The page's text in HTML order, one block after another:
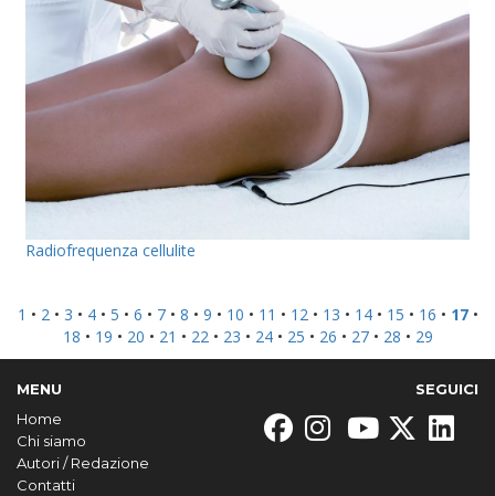
Radiofrequenza cellulite
1 • 2• 3 • 4• 5 • 6 • 7• 8 • 9 • 10 • 11 • 12• 13 • 14• 15 • 16 • 17•
18 • 19 • 20 • 21 • 22• 23 • 24• 25 • 26 • 27• 28 • 29
MENU
Home
Chi siamo
Autori / Redazione
Contatti
SEGUICI